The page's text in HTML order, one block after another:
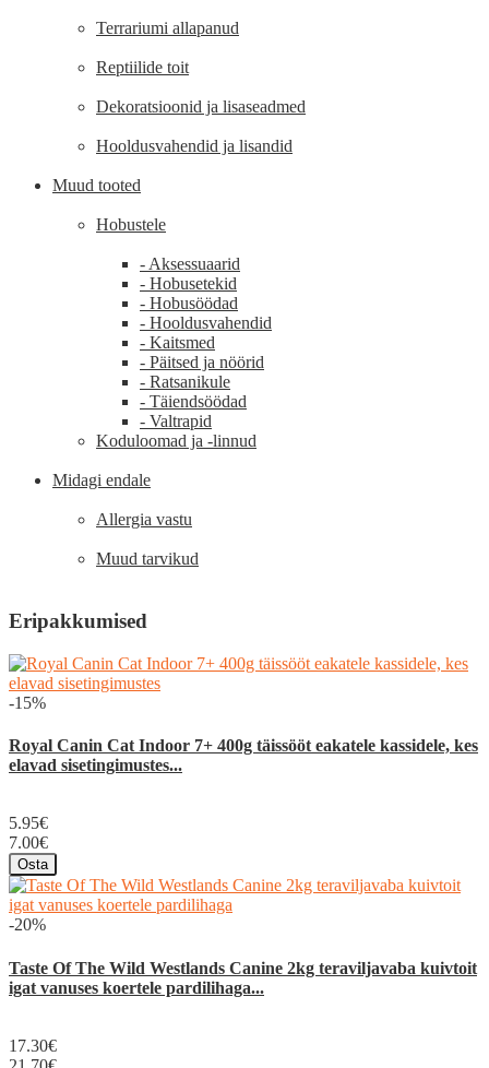
Terrariumi allapanud
Reptiilide toit
Dekoratsioonid ja lisaseadmed
Hooldusvahendid ja lisandid
Muud tooted
Hobustele
- Aksessuaarid
- Hobusetekid
- Hobusöödad
- Hooldusvahendid
- Kaitsmed
- Päitsed ja nöörid
- Ratsanikule
- Täiendsöödad
- Valtrapid
Koduloomad ja -linnud
Midagi endale
Allergia vastu
Muud tarvikud
Eripakkumised
-15%
Royal Canin Cat Indoor 7+ 400g täissööt eakatele kassidele, kes
elavad sisetingimustes...
5.95€
7.00€
Osta
-20%
Taste Of The Wild Westlands Canine 2kg teraviljavaba kuivtoit
igat vanuses koertele pardilihaga...
17.30€